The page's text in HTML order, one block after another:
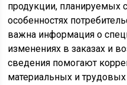
продукции, планируемых
особенностях
важна информация о
изменениях в заказах и
сведения помогают
материальных и трудовых